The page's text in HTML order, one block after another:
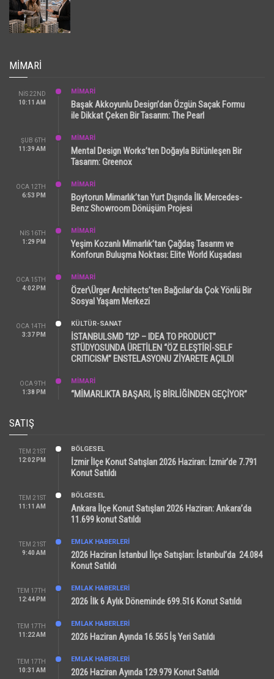
MIMARI
NIS 22ND
10:11 AM
MİMARİ
Başak Akkoyunlu Design’dan Özgün Saçak Formu
ile Dikkat Çeken Bir Tasarım: The Pearl
ŞUB 6TH
11:39 AM
MİMARİ
Mental Design Works’ten Doğayla Bütünleşen Bir
Tasarım: Greenox
OCA 12TH
6:53 PM
MİMARİ
Boytorun Mimarlık’tan Yurt Dışında İlk Mercedes-
Benz Showroom Dönüşüm Projesi
NIS 16TH
1:29 PM
MİMARİ
Yeşim Kozanlı Mimarlık’tan Çağdaş Tasarım ve
Konforun Buluşma Noktası: Elite World Kuşadası
OCA 15TH
4:02 PM
MİMARİ
Özer\Ürger Architects’ten Bağcılar’da Çok Yönlü Bir
Sosyal Yaşam Merkezi
OCA 14TH
3:37 PM
KÜLTÜR-SANAT
İSTANBULSMD “I2P – IDEA TO PRODUCT”
STÜDYOSUNDA ÜRETİLEN “ÖZ ELEŞTİRİ-SELF
CRITICISM” ENSTELASYONU ZİYARETE AÇILDI
OCA 9TH
1:38 PM
MİMARİ
“MİMARLIKTA BAŞARI, İŞ BİRLİĞİNDEN GEÇİYOR”
SATIŞ
TEM 21ST
12:02 PM
BÖLGESEL
İzmir İlçe Konut Satışları 2026 Haziran: İzmir’de 7.791
Konut Satıldı
TEM 21ST
11:11 AM
BÖLGESEL
Ankara İlçe Konut Satışları 2026 Haziran: Ankara’da
11.699 konut Satıldı
TEM 21ST
9:40 AM
EMLAK HABERLERI
2026 Haziran İstanbul İlçe Satışları: İstanbul’da 24.084
Konut Satıldı
TEM 17TH
12:44 PM
EMLAK HABERLERI
2026 İlk 6 Aylık Döneminde 699.516 Konut Satıldı
TEM 17TH
11:22 AM
EMLAK HABERLERI
2026 Haziran Ayında 16.565 İş Yeri Satıldı
TEM 17TH
10:31 AM
EMLAK HABERLERI
2026 Haziran Ayında 129.979 Konut Satıldı